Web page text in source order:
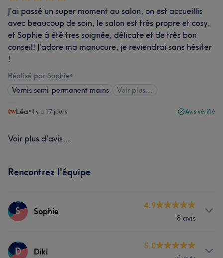
J’ai passé un super moment au salon, on est accueillis
avec beaucoup de soin, le salon est très propre et cosy,
et Sophie à été tres soignée, délicate et de très bon
conseil! J’adore ma manucure, je reviendrai sans hésiter
!
Réalisé par Sophie•
Vernis semi-permanent mains
Voir plus...
Léa•il y a 17 jours Avis vérifié
Voir plus d'avis...
Rencontrez l'équipe
S Sophie
4.9
8 avis
Prestations
D Diki
5.0